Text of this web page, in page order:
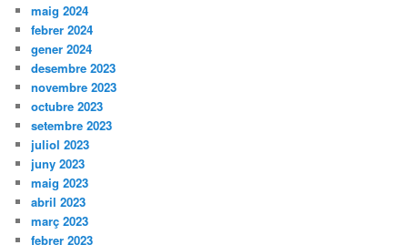
maig 2024
febrer 2024
gener 2024
desembre 2023
novembre 2023
octubre 2023
setembre 2023
juliol 2023
juny 2023
maig 2023
abril 2023
març 2023
febrer 2023